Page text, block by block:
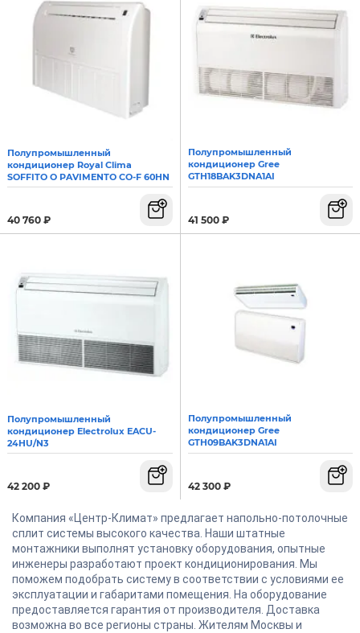
Полупромышленный
кондиционер Royal Clima
SOFFITO O PAVIMENTO CO-F 60HN
40 760 ₽
Полупромышленный
кондиционер Gree
GTH18BAK3DNA1AI
41 500 ₽
Полупромышленный
кондиционер Electrolux EACU-
24HU/N3
42 200 ₽
Полупромышленный
кондиционер Gree
GTH09BAK3DNA1AI
42 300 ₽
Компания «Центр-Климат» предлагает напольно-потолочные
сплит системы высокого качества. Наши штатные
монтажники выполнят установку оборудования, опытные
инженеры разработают проект кондиционирования. Мы
поможем подобрать систему в соответствии с условиями ее
эксплуатации и габаритами помещения. На оборудование
предоставляется гарантия от производителя. Доставка
возможна во все регионы страны. Жителям Москвы и